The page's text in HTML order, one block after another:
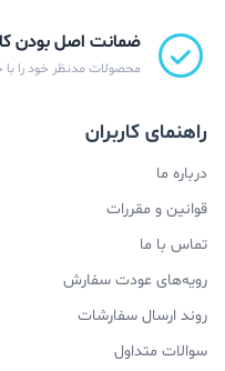
ضمانت اصل بودن
محصولات مدنظر خود را با
راهنمای کاربران
درباره ما
قوانین و مقررات
تماس با ما
رویه‌های عودت سفارش
روند ارسال سفارشات
سوالات متداول